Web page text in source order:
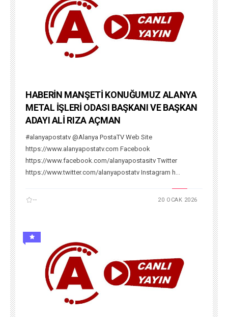
HABERİN MANŞETİ KONUĞUMUZ ALANYA
METAL İŞLERİ ODASI BAŞKANI VE BAŞKAN
ADAYI ALİ RIZA AÇMAN
#alanyapostatv @Alanya PostaTV Web Site
https://www.alanyapostatv.com Facebook
https://www.facebook.com/alanyapostasitv Twitter
https://www.twitter.com/alanyapostatv Instagram h...
-- 20 OCAK 2026